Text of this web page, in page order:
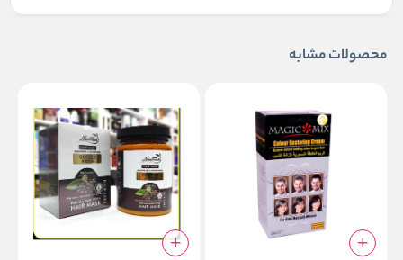
محصولات مشابه